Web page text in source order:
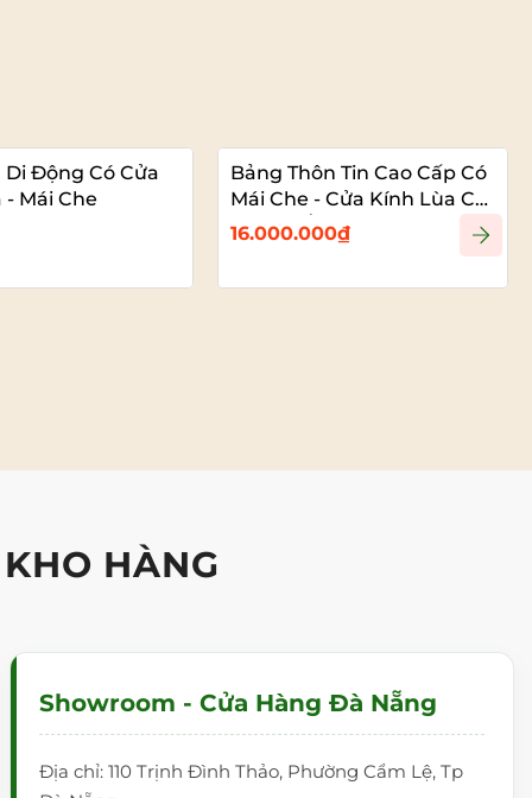
Di Động Có Cửa
Mái Che
Bảng Thôn Tin Cao Cấp Có
Mái Che - Cửa Kính Lùa Có
Khóa - Ốp Hợp Kim Alu
16.000.000₫
HÀNG
Showroom - Cửa Hàng Đà Nẵng
Địa chỉ: 110 Trịnh Đình Thảo, Phường Cẩm Lệ, Tp